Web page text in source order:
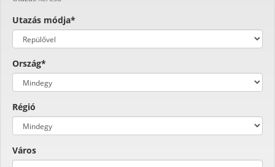
Utazás módja*
Ország*
Régió
Város